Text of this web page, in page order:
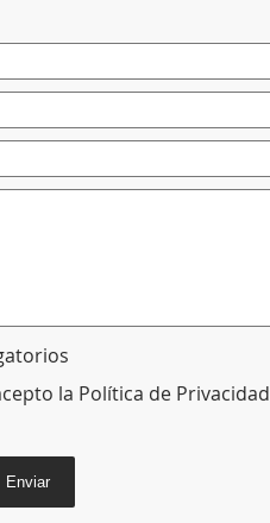
la Política de Privacidad
Enviar